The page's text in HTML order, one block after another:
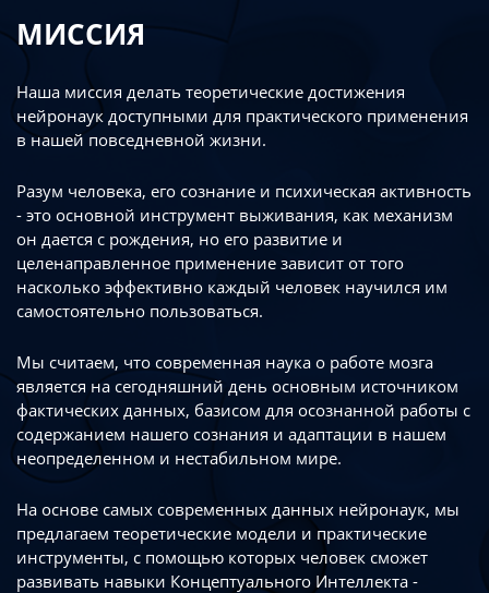
МИССИЯ
Наша миссия делать теоретические достижения
нейронаук доступными для практического применения
в нашей повседневной жизни.
Разум человека, его сознание и психическая активность
- это основной инструмент выживания, как механизм
он дается с рождения, но его развитие и
целенаправленное применение зависит от того
насколько эффективно каждый человек научился им
самостоятельно пользоваться.
Мы считаем, что современная наука о работе мозга
является на сегодняшний день основным источником
фактических данных, базисом для осознанной работы с
содержанием нашего сознания и адаптации в нашем
неопределенном и нестабильном мире.
На основе самых современных данных нейронаук, мы
предлагаем теоретические модели и практические
инструменты, с помощью которых человек сможет
развивать навыки Концептуального Интеллекта -